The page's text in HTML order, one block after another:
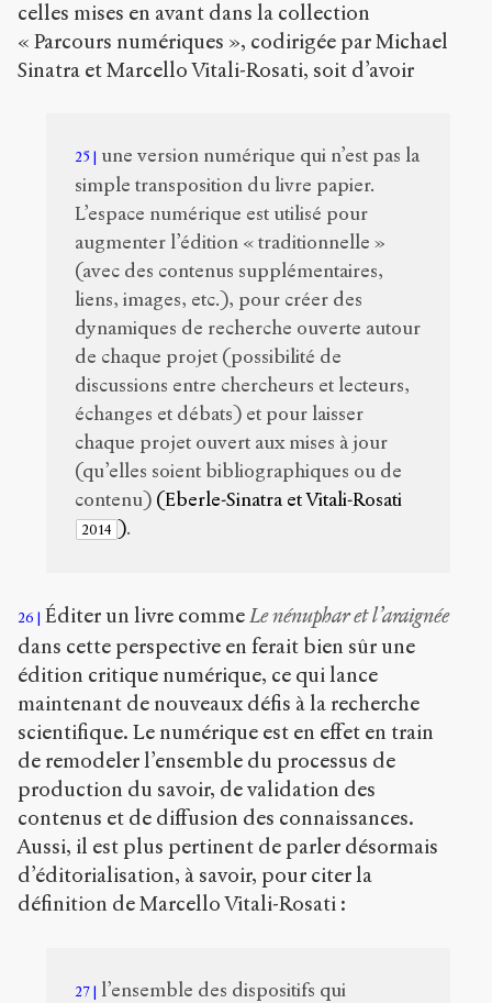
celles mises en avant dans la collection
« Parcours numériques », codirigée par Michael
Sinatra et Marcello Vitali-Rosati, soit d’avoir
25
une version numérique qui n’est pas la
simple transposition du livre papier.
L’espace numérique est utilisé pour
augmenter l’édition « traditionnelle »
(avec des contenus supplémentaires,
liens, images, etc.), pour créer des
dynamiques de recherche ouverte autour
de chaque projet (possibilité de
discussions entre chercheurs et lecteurs,
échanges et débats) et pour laisser
chaque projet ouvert aux mises à jour
(qu’elles soient bibliographiques ou de
contenu) (Eberle-Sinatra et Vitali-Rosati
2014 ).
26 Éditer un livre commeLe nénuphar et l’araignée
dans cette perspective en ferait bien sûr une
édition critique numérique, ce qui lance
maintenant de nouveaux défis à la recherche
scientifique. Le numérique est en effet en train
de remodeler l’ensemble du processus de
production du savoir, de validation des
contenus et de diffusion des connaissances.
Aussi, il est plus pertinent de parler désormais
d’éditorialisation, à savoir, pour citer la
définition de Marcello Vitali-Rosati :
27
l’ensemble des dispositifs qui